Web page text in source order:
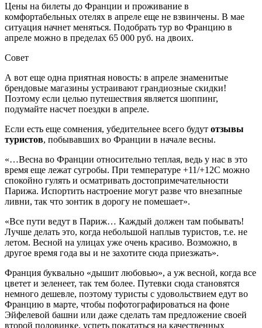
Цены на билеты до Франции и проживание в
комфортабельных отелях в апреле еще не взвинчены. В мае
ситуация начнет меняться. Подобрать тур во Францию в
апреле можно в пределах 65 000 руб. на двоих.
Совет
А вот еще одна приятная новость: в апреле знаменитые
брендовые магазины устраивают грандиозные скидки!
Поэтому если целью путешествия является шоппинг,
подумайте насчет поездки в апреле.
Если есть еще сомнения, убедительнее всего будут отзывы
туристов, побывавших во Франции в начале весны.
«…Весна во Франции относительно теплая, ведь у нас в это
время еще лежат сугробы. При температуре +11/+12С можно
спокойно гулять и осматривать достопримечательности
Парижа. Испортить настроение могут разве что внезапные
ливни, так что зонтик в дорогу не помешает».
«Все пути ведут в Париж… Каждый должен там побывать!
Лучше делать это, когда небольшой наплыв туристов, т.е. не
летом. Весной на улицах уже очень красиво. Возможно, в
другое время года вы и не захотите сюда приезжать».
Франция буквально «дышит любовью», а уж весной, когда все
цветет и зеленеет, так тем более. Путевки сюда становятся
немного дешевле, поэтому туристы с удовольствием едут во
Францию в марте, чтобы пофотографироваться на фоне
Эйфелевой башни или даже сделать там предложение своей
второй половинке, успеть покататься на качественных